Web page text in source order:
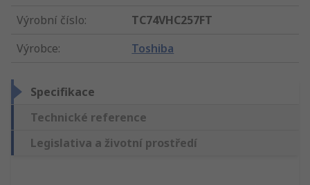
Výrobní číslo:
TC74VHC257FT
Výrobce: Toshiba
Specifikace
Technické reference
Legislativa a životní prostředí